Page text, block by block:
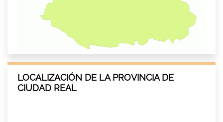
LOCALIZACIÓN DE LA PROVINCIA DE
CIUDAD REAL